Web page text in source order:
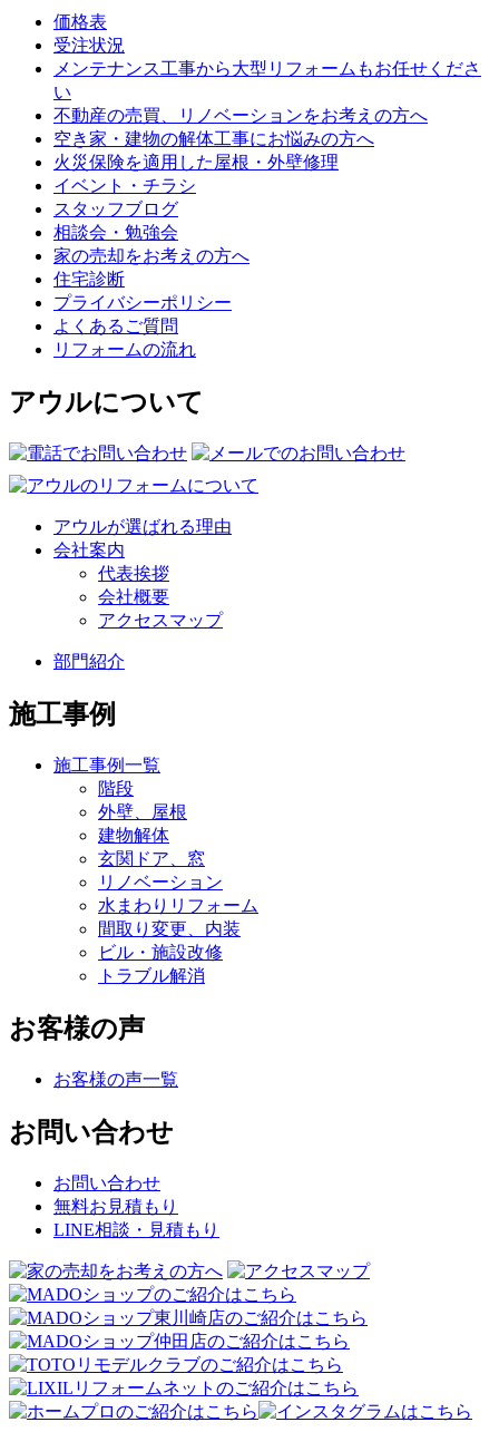
価格表
受注状況
メンテナンス工事から大型リフォームもお任せくださ
い
不動産の売買、リノベーションをお考えの方へ
空き家・建物の解体工事にお悩みの方へ
火災保険を適用した屋根・外壁修理
イベント・チラシ
スタッフブログ
相談会・勉強会
家の売却をお考えの方へ
住宅診断
プライバシーポリシー
よくあるご質問
リフォームの流れ
アウルについて
アウルが選ばれる理由
会社案内
代表挨拶
会社概要
アクセスマップ
部門紹介
施工事例
施工事例一覧
階段
外壁、屋根
建物解体
玄関ドア、窓
リノベーション
水まわりリフォーム
間取り変更、内装
ビル・施設改修
トラブル解消
お客様の声
お客様の声一覧
お問い合わせ
お問い合わせ
無料お見積もり
LINE相談・見積もり